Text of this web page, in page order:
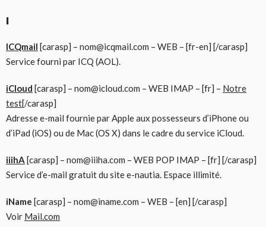
I
ICQmail [carasp] – nom@icqmail.com – WEB – [fr-en] [/carasp]
Service fourni par ICQ (AOL).
iCloud [carasp] – nom@icloud.com – WEB IMAP – [fr] – Notre
test[/carasp]
Adresse e-mail fournie par Apple aux possesseurs d’iPhone ou
d’iPad (iOS) ou de Mac (OS X) dans le cadre du service iCloud.
iiihA [carasp] – nom@iiiha.com – WEB POP IMAP – [fr] [/carasp]
Service d’e-mail gratuit du site e-nautia. Espace illimité.
iName [carasp] – nom@iname.com – WEB – [en] [/carasp]
Voir Mail.com